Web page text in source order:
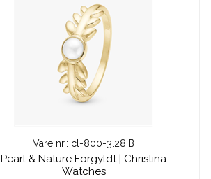
Vare nr.: cl-800-3.28.B
Pearl & Nature Forgyldt | Christina
Watches